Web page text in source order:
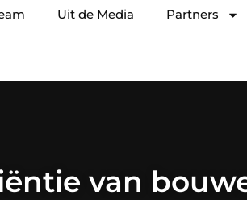
Uit de Media Partners
van